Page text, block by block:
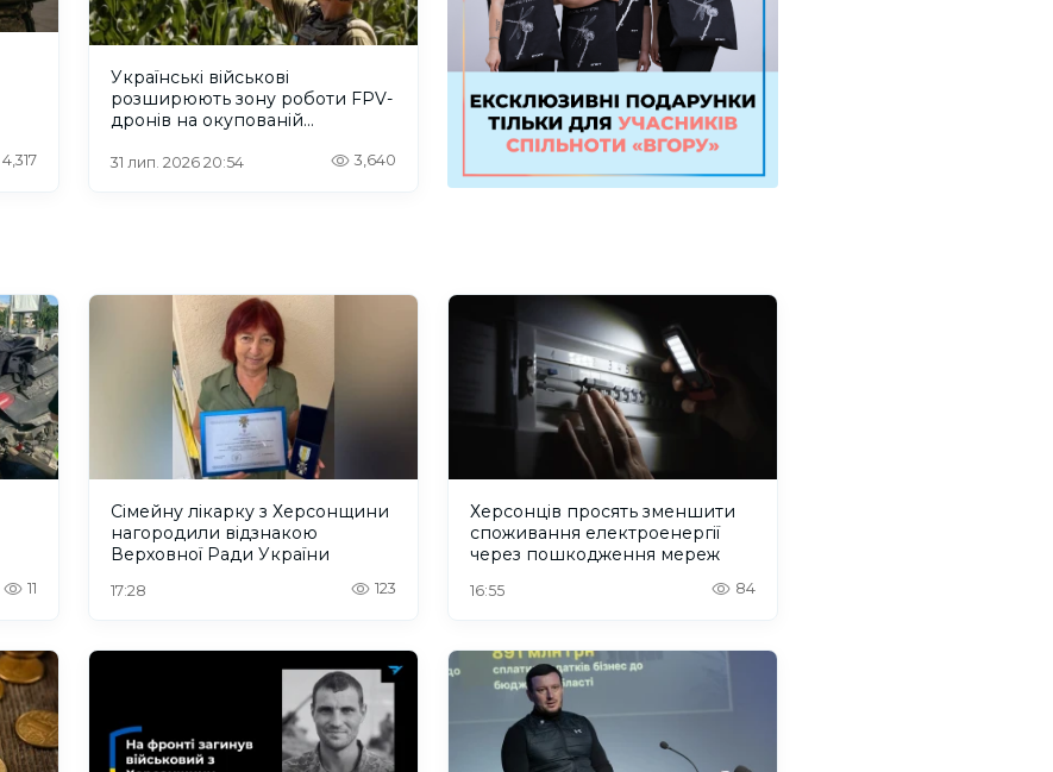
4,317
Українські військові
розширюють зону роботи FPV-
дронів на окупованій
31 лип. 2026 20:54 3,640
11
Сімейну лікарку з Херсонщини
нагородили відзнакою
Верховної Ради України
17:28 123
Херсонців просять зменшити
споживання електроенергії
через пошкодження мереж
16:55 84